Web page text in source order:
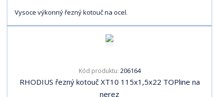
Vysoce výkonný řezný kotouč na ocel.
Kód produktu: 206164
RHODIUS řezný kotouč XT10 115x1,5x22 TOPline na
nerez